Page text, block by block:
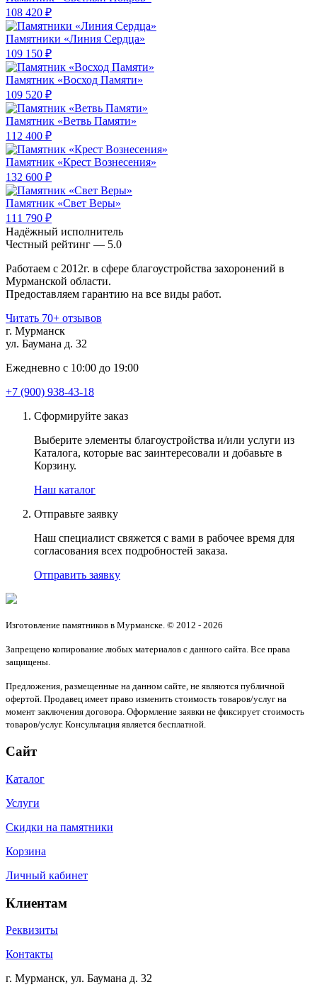
108 420 ₽
Памятники «Линия Сердца»
109 150 ₽
Памятник «Восход Памяти»
109 520 ₽
Памятник «Ветвь Памяти»
112 400 ₽
Памятник «Крест Вознесения»
132 600 ₽
Памятник «Свет Веры»
111 790 ₽
Надёжный исполнитель
Чеcтный рейтинг — 5.0
Работаем с 2012г. в сфере благоустройства захоронений в
Мурманской области.
Предоставляем гарантию на все виды работ.
Читать 70+ отзывов
г. Мурманск
ул. Баумана д. 32
Ежедневно с 10:00 до 19:00
+7 (900) 938-43-18
Сформируйте заказ
Выберите элементы благоустройства и/или услуги из
Каталога, которые вас заинтересовали и добавьте в
Корзину.
Наш каталог
Отправьте заявку
Наш специалист свяжется с вами в рабочее время для
согласования всех подробностей заказа.
Отправить заявку
Изготовление памятников в Мурманске. © 2012 - 2026
Запрещено копирование любых материалов с данного сайта. Все права
защищены.
Предложения, размещенные на данном сайте, не являются публичной
офертой. Продавец имеет право изменить стоимость товаров/услуг на
момент заключения договора. Оформление заявки не фиксирует стоимость
товаров/услуг. Консультация является бесплатной.
Сайт
Каталог
Услуги
Скидки на памятники
Корзина
Личный кабинет
Клиентам
Реквизиты
Контакты
г. Мурманск, ул. Баумана д. 32